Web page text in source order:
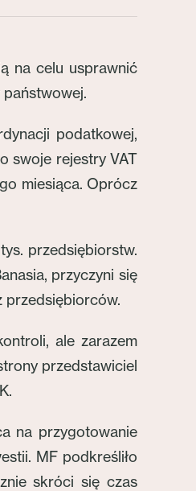
na celu usprawnić
podatkowej,
swoje rejestry VAT
miesiąca. Oprócz
przedsiębiorstw.
przyczyni się
przedsiębiorców.
ale zarazem
przedstawiciel
na przygotowanie
MF podkreśliło
skróci się czas